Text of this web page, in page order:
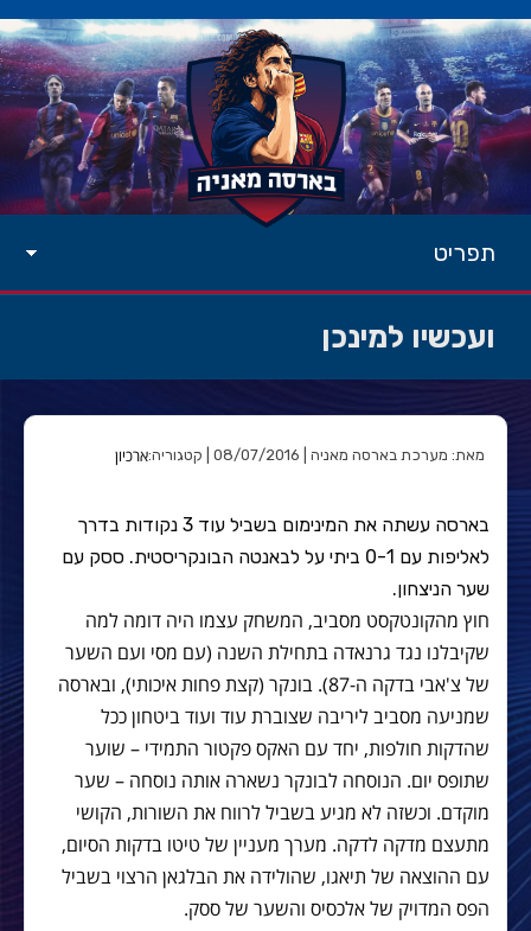
תפריט
ועכשיו למינכן
מאת: מערכת בארסה מאניה | 08/07/2016 | קטגוריה: ארכיון
בארסה עשתה את המינימום בשביל עוד 3 נקודות בדרך
לאליפות עם 0-1 ביתי על לבאנטה הבונקריסטית. ססק עם
שער הניצחון.
חוץ מהקונטקסט מסביב, המשחק עצמו היה דומה למה
שקיבלנו נגד גרנאדה בתחילת השנה (עם מסי ועם השער
של צ'אבי בדקה ה-87). בונקר (קצת פחות איכותי), ובארסה
שמניעה מסביב ליריבה שצוברת עוד ועוד ביטחון ככל
שהדקות חולפות, יחד עם האקס פקטור התמידי – שוער
שתופס יום. הנוסחה לבונקר נשארה אותה נוסחה – שער
מוקדם. וכשזה לא מגיע בשביל לרווח את השורות, הקושי
מתעצם מדקה לדקה. מערך מעניין של טיטו בדקות הסיום,
עם ההוצאה של תיאגו, שהולידה את הבלגאן הרצוי בשביל
הפס המדויק של אלכסיס והשער של ססק.